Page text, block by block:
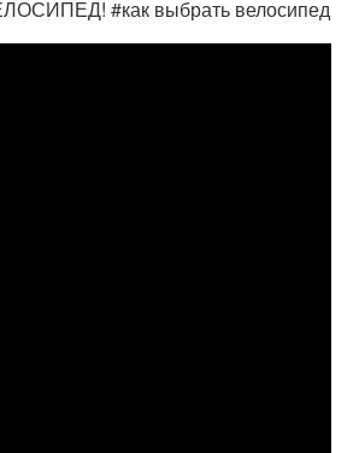
#как выбрать велосипед